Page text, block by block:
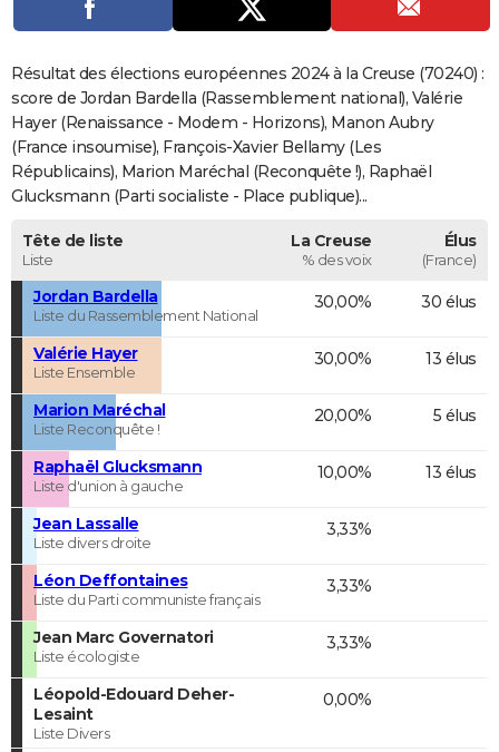
Dictionnaire
Biographies
Citations
Expressions
Proverbes
PROGRAMME TV
COPAINS D'AVANT
S'inscrire
Se connecter
Lycées
Collèges
Primaires
Universités
Entreprises
Service militaire
Avis de recherche
AVIS DE DÉCÈS
FORUM
Résultat des élections européennes 2024 à la Creuse (70240) :
score de Jordan Bardella (Rassemblement national), Valérie
Hayer (Renaissance - Modem - Horizons), Manon Aubry
(France insoumise), François-Xavier Bellamy (Les
Républicains), Marion Maréchal (Reconquête !), Raphaël
Glucksmann (Parti socialiste - Place publique)...
Tête de liste
Liste
La Creuse
% des voix
Élus
(France)
Jordan Bardella
Liste du Rassemblement National
30,00% 30 élus
Valérie Hayer
Liste Ensemble
30,00% 13 élus
Marion Maréchal
Liste Reconquête !
20,00% 5 élus
Raphaël Glucksmann
Liste d'union à gauche
10,00% 13 élus
Jean Lassalle
Liste divers droite
3,33%
Léon Deffontaines
Liste du Parti communiste français
3,33%
Jean Marc Governatori
Liste écologiste
3,33%
Léopold-Edouard Deher-
Lesaint
Liste Divers
0,00%